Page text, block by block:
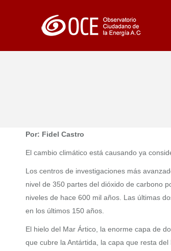
Por: Fidel Castro
El cambio climático está causando ya
Los centros de investigaciones más
nivel de 350 partes del dióxido de carbono
niveles de hace 600 mil años. Las últimas
en los últimos 150 años.
El hielo del Mar Ártico, la enorme capa de
que cubre la Antártida, la capa que resta